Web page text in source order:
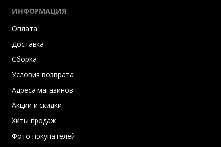
ИНФОРМАЦИЯ
Оплата
Доставка
Сборка
Условия возврата
Адреса магазинов
Акции и скидки
Хиты продаж
Фото покупателей